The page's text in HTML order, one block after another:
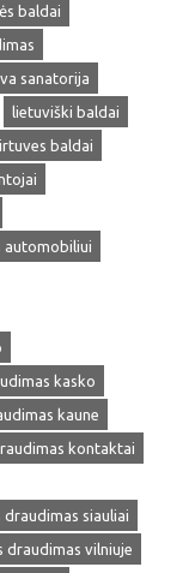
baldai
sanatorija
lietuviški baldai
baldai
automobiliui
kasko
kaune
kontaktai
draudimas siauliai
draudimas vilniuje